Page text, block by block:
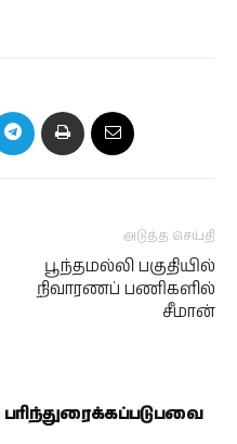
அடுத்த செய்தி
பூந்தமல்லி பகுதியில்
நிவாரணப் பணிகளில்
சீமான்
பரிந்துரைக்கப்படுபவை